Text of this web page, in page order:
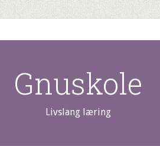
Gnuskole
Livslang læring